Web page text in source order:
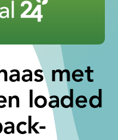
met
loaded